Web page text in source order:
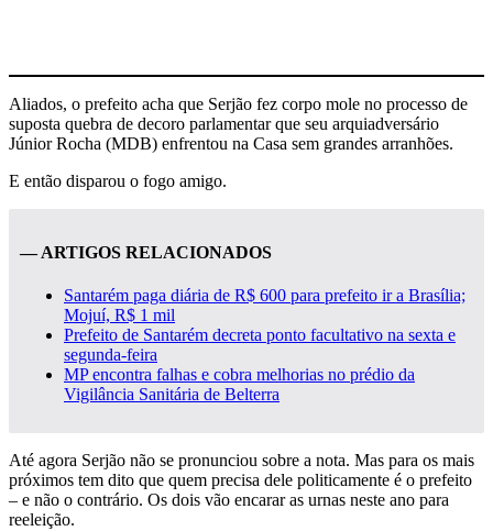
Aliados, o prefeito acha que Serjão fez corpo mole no processo de
suposta quebra de decoro parlamentar que seu arquiadversário
Júnior Rocha (MDB) enfrentou na Casa sem grandes arranhões.
E então disparou o fogo amigo.
— ARTIGOS RELACIONADOS
Santarém paga diária de R$ 600 para prefeito ir a Brasília;
Mojuí, R$ 1 mil
Prefeito de Santarém decreta ponto facultativo na sexta e
segunda-feira
MP encontra falhas e cobra melhorias no prédio da
Vigilância Sanitária de Belterra
Até agora Serjão não se pronunciou sobre a nota. Mas para os mais
próximos tem dito que quem precisa dele politicamente é o prefeito
– e não o contrário. Os dois vão encarar as urnas neste ano para
reeleição.